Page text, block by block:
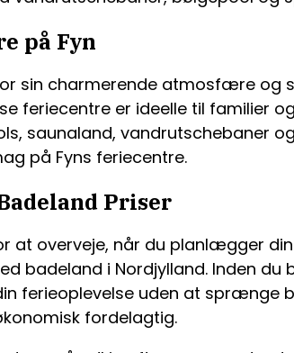
på Fyn
sin charmerende atmosfære og
feriecentre er ideelle til familier
saunaland, vandrutschebaner
på Fyns feriecentre.
Priser
at overveje, når du planlægger
badeland i Nordjylland. Inden
ferieoplevelse uden at sprænge
fordelagtig.